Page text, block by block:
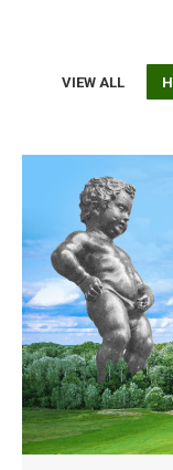
VIEW ALL